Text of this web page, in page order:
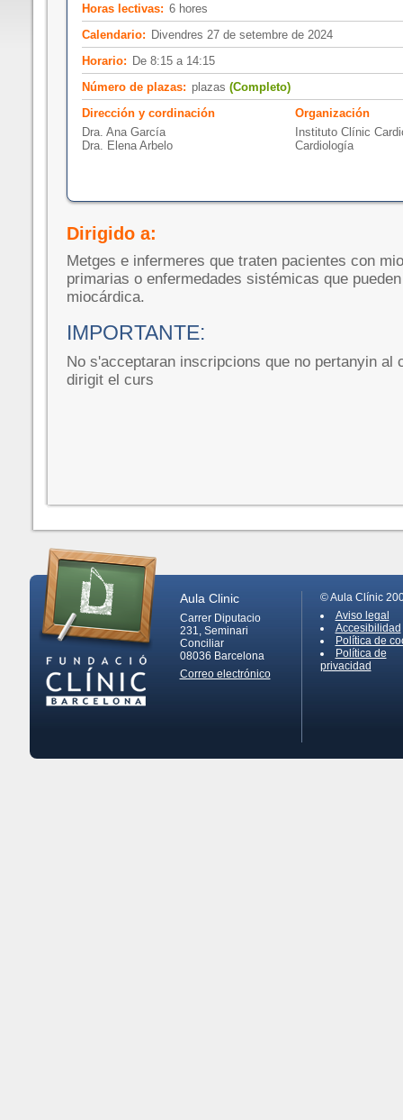
Horas lectivas: 6 hores
Calendario: Divendres 27 de setembre de 2024
Horario: De 8:15 a 14:15
Número de plazas: plazas (Completo)
Dirección y cordinación
Dra. Ana García
Dra. Elena Arbelo
Organización
Instituto Clínic
Cardiología
Dirigido a:
Metges e infermeres que traten pacientes con
primarias o enfermedades sistémicas que
miocárdica.
IMPORTANTE:
No s'acceptaran inscripcions que no pertanyin al
dirigit el curs
Aula Clinic
Carrer Diputacio
231, Seminari
Conciliar
08036 Barcelona
Correo electrónico
© Aula Clínic
Aviso legal
Accesibilidad
Política de
Política de
privacidad